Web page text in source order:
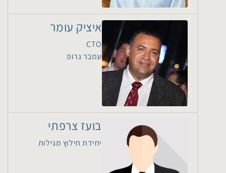
איציק עומר
CTO
עמבר גרופ
בועז צרפתי
יחידת חילוץ מגילות